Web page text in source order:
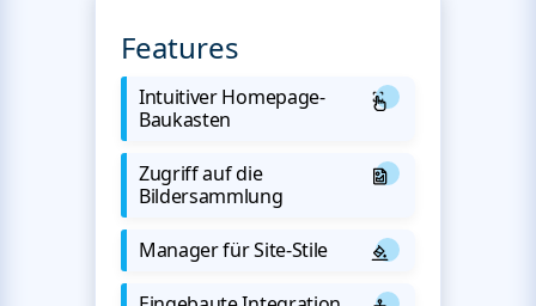
Features
Intuitiver Homepage-
Baukasten
Zugriff auf die
Bildersammlung
Manager für Site-Stile